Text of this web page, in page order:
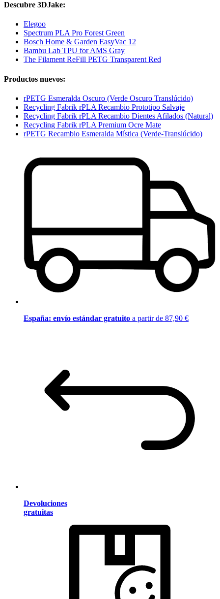
Descubre 3DJake:
Elegoo
Spectrum PLA Pro Forest Green
Bosch Home & Garden EasyVac 12
Bambu Lab TPU for AMS Gray
The Filament ReFill PETG Transparent Red
Productos nuevos:
rPETG Esmeralda Oscuro (Verde Oscuro Translúcido)
Recycling Fabrik rPLA Recambio Prototipo Salvaje
Recycling Fabrik rPLA Recambio Dientes Afilados (Natural)
Recycling Fabrik rPLA Premium Ocre Mate
rPETG Recambio Esmeralda Mística (Verde-Translúcido)
España: envío estándar gratuito a partir de 87,90 €
Devoluciones
gratuitas